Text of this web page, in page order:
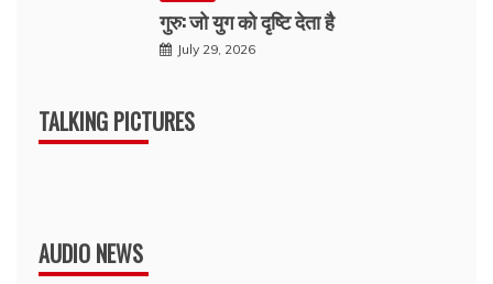
गुरु: जो युग को दृष्टि देता है
July 29, 2026
TALKING PICTURES
AUDIO NEWS